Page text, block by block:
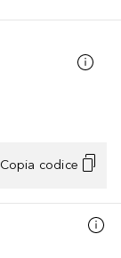
Copia codice